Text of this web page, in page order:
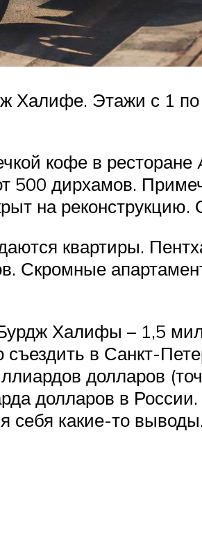
Халифе. Этажи с 1
кофе в ресторане
500 дирхамов.
на реконструкцию.
квартиры.
Скромные
Халифы – 1,5
в Санкт-
долларов
долларов в
себя какие-то